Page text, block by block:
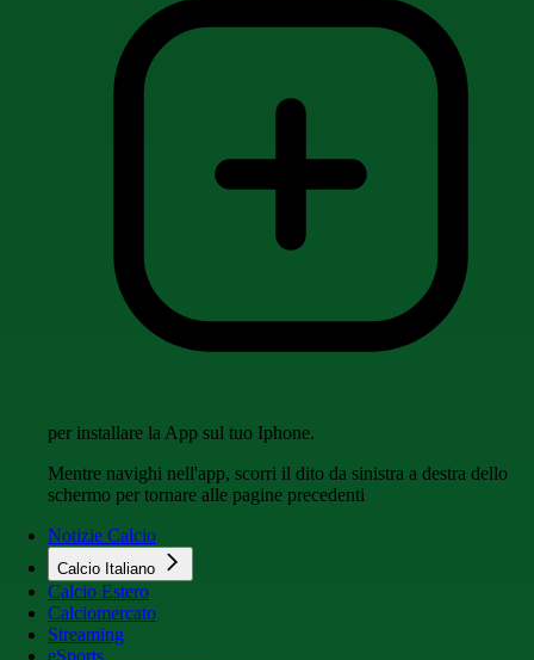
per installare la App sul tuo Iphone.
Mentre navighi nell'app, scorri il dito da sinistra a destra dello
schermo per tornare alle pagine precedenti
Notizie Calcio
Calcio Italiano
Calcio Estero
Calciomercato
Streaming